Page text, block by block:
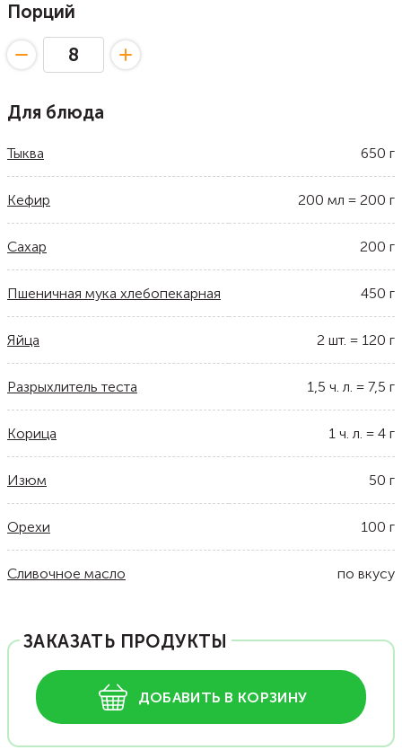
Порций
Для блюда
Тыква 650 г
Кефир 200 мл = 200 г
Сахар 200 г
Пшеничная мука хлебопекарная 450 г
Яйца 2 шт. = 120 г
Разрыхлитель теста 1,5 ч. л. = 7,5 г
Корица 1 ч. л. = 4 г
Изюм 50 г
Орехи 100 г
Сливочное масло по вкусу
ЗАКАЗАТЬ ПРОДУКТЫ
ДОБАВИТЬ В КОРЗИНУ